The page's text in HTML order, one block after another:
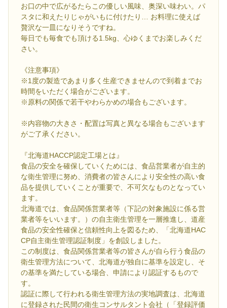
お口の中で広がるたらこの優しい風味、奥深い味わい。パ
スタに和えたりじゃがいもに付けたり… お料理に使えば
贅沢な一皿になりそうですね。
毎日でも毎食でも頂ける1.5kg、心ゆくまでお楽しみくだ
さい。
《注意事項》
※1度の製造であまり多く生産できませんので到着までお
時間をいただく場合がございます。
※原料の関係で若干やわらかめの場合もございます。
※内容物の大きさ・配置は写真と異なる場合もございます
がご了承ください。
『北海道HACCP認定工場とは』
食品の安全を確保していくためには、食品営業者が自主的
な衛生管理に努め、消費者の皆さんにより安全性の高い食
品を提供していくことが重要で、不可欠なものとなってい
ます。
北海道では、食品関係営業者等（下記の対象施設に係る営
業者等をいいます。）の自主衛生管理を一層推進し、道産
食品の安全性確保と信頼性向上を図るため、「北海道HAC
CP自主衛生管理認証制度」を創設しました。
この制度は、食品関係営業者等の皆さんが自ら行う食品の
衛生管理方法について、北海道が独自に基準を設定し、そ
の基準を満たしている場合、申請により認証するもので
す。
認証に際して行われる衛生管理方法の実地調査は、北海道
に登録された民間の衛生コンサルタント会社（「登録評価